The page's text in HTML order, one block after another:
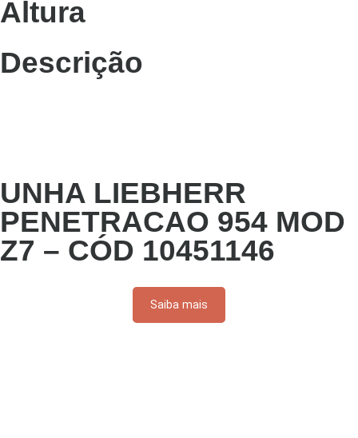
Altura
Descrição
UNHA LIEBHERR
PENETRACAO 954 MOD
Z7 – CÓD 10451146
Saiba mais